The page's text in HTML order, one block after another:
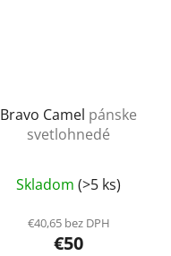
Bravo Camel pánske
svetlohnedé
Skladom (>5 ks)
€40,65 bez DPH
€50